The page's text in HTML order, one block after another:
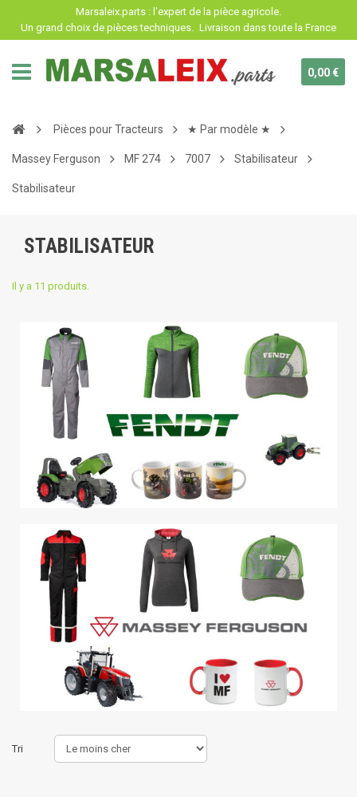
Marsaleix.parts : l'expert de la pièce agricole.
Un grand choix de pièces techniques. Livraison dans toute la France
0,00 €
Pièces pour Tracteurs ★ Par modèle ★
Massey Ferguson MF 274 7007 Stabilisateur
Stabilisateur
STABILISATEUR
Il y a 11 produits.
Tri
Panneau de gestion des cookies